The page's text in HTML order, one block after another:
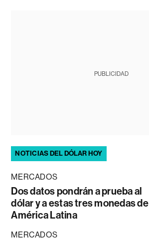
PUBLICIDAD
NOTICIAS DEL DÓLAR HOY
MERCADOS
Dos datos pondrán a prueba al
dólar y a estas tres monedas de
América Latina
MERCADOS